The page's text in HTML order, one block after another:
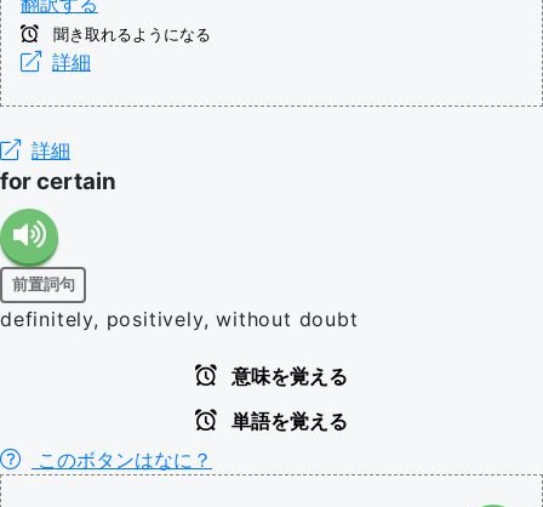
聞き取れるようになる
詳細
詳細
for certain
前置詞句
definitely, positively, without doubt
意味を覚える
単語を覚える
このボタンはなに？